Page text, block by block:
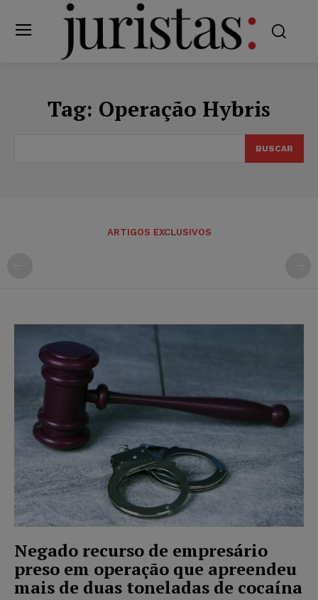
Tag: Operação Hybris
BUSCAR
ARTIGOS EXCLUSIVOS
Negado recurso de empresário
preso em operação que apreendeu
mais de duas toneladas de cocaína